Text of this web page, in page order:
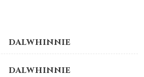
DALWHINNIE
DALWHINNIE